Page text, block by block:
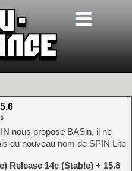
nous propose BASin, il ne
du nouveau nom de SPIN Lite
Release 14c (Stable) + 15.8